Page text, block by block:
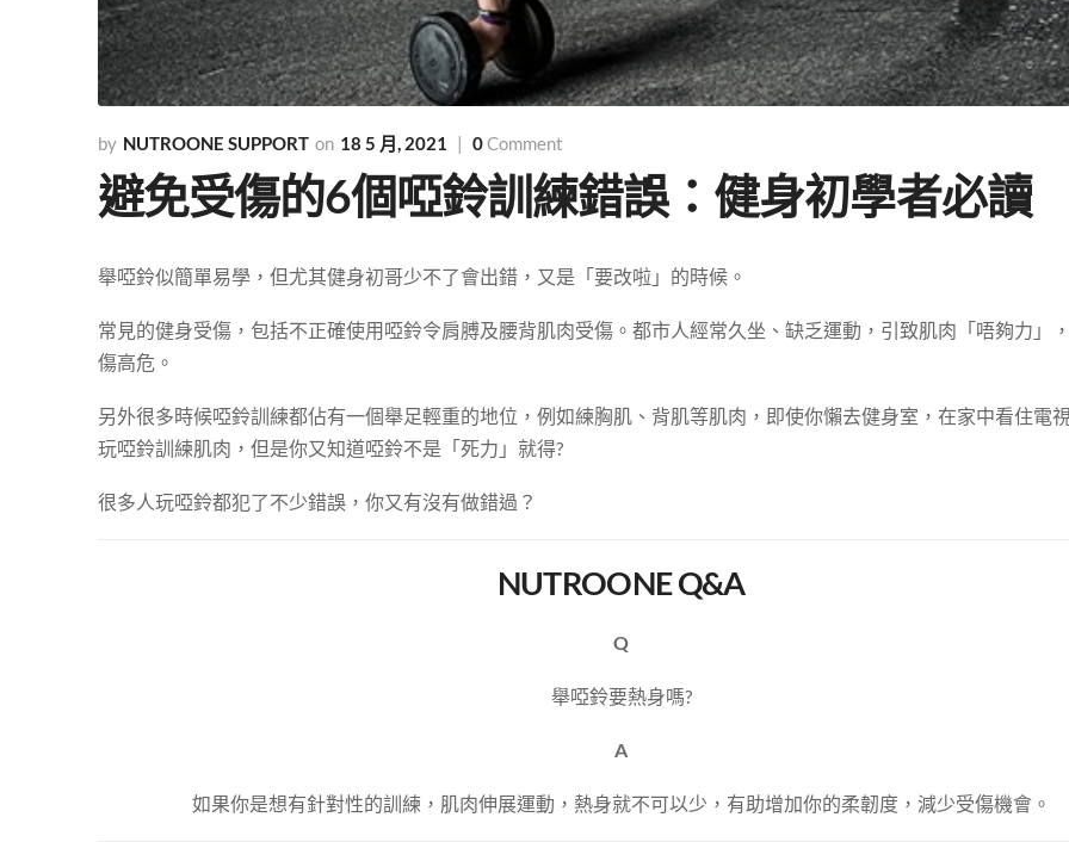
NUTROONE SUPPORT 18 5 月, 2021 0Comment
避免受傷的6個啞鈴訓練錯誤：健身初學者必讀
舉啞鈴似簡單易學，但尤其健身初哥少不了會出錯，又是「要改啦」的時候。
常見的健身受傷，包括不正確使用啞鈴令肩膊及腰背肌肉受傷。都市人經常久坐、缺乏運動，引致肌肉「唔夠力」
傷高危。
另外很多時候啞鈴訓練都佔有一個舉足輕重的地位，例如練胸肌、背肌等肌肉，即使你懶去健身室，在家中看住電
玩啞鈴訓練肌肉，但是你又知道啞鈴不是「死力」就得?
很多人玩啞鈴都犯了不少錯誤，你又有沒有做錯過？
NUTROONE Q&A
Q
舉啞鈴要熱身嗎?
A
如果你是想有針對性的訓練，肌肉伸展運動，熱身就不可以少，有助增加你的柔韌度，減少受傷機會。